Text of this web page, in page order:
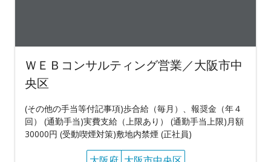
ＷＥＢコンサルティング営業／大阪市中
央区
(その他の手当等付記事項)歩合給（毎月）、報奨金（年４
回） (通勤手当)実費支給（上限あり） (通勤手当上限)月額
30000円 (受動喫煙対策)敷地内禁煙 (正社員)